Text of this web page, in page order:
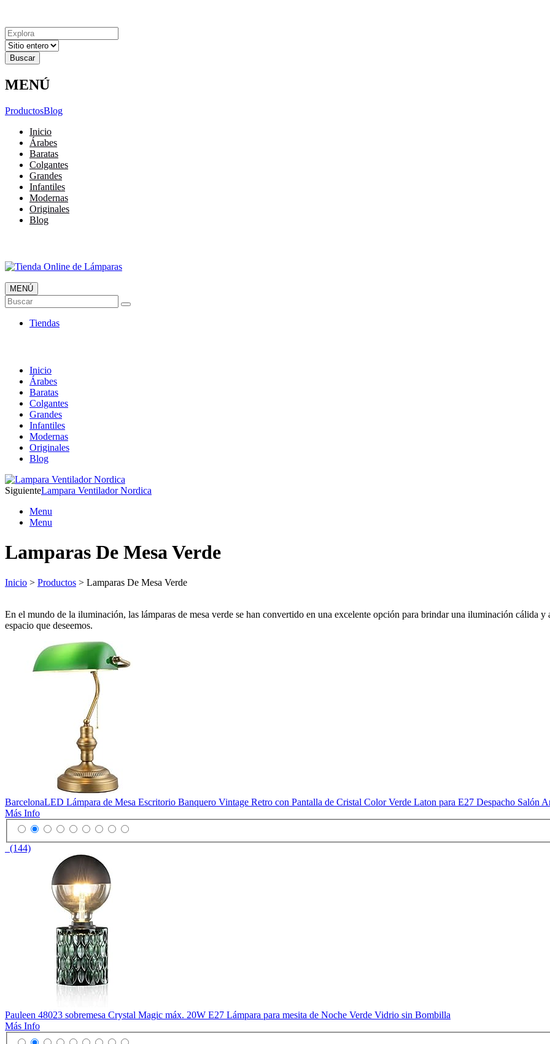
Resultados
para
MENÚ
ProductosBlog
Inicio
Árabes
Baratas
Colgantes
Grandes
Infantiles
Modernas
Originales
Blog
Tienda Online de Lámparas
TOP en Ventas
MENÚ
Buscar
Tiendas
Inicio
Árabes
Baratas
Colgantes
Grandes
Infantiles
Modernas
Originales
Blog
SiguienteLampara Ventilador Nordica
Menu
Menu
Lamparas De Mesa Verde
Inicio > Productos > Lamparas De Mesa Verde
En el mundo de la iluminación, las lámparas de mesa verde se han convertido en una excelente opción para brindar una iluminación cálida
espacio que deseemos.
BarcelonaLED Lámpara de Mesa Escritorio Banquero Vintage Retro con Pantalla de Cristal Color Verde Laton para E27 Despacho Salón
Más Info
(144)
Pauleen 48023 sobremesa Crystal Magic máx. 20W E27 Lámpara para mesita de Noche Verde Vidrio sin Bombilla
Más Info